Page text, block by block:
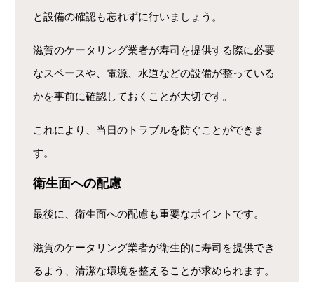
と設備の確認も忘れずに行いましょう。
滋賀のケータリング業者が寿司を提供する際に必要
なスペースや、電源、水道などの設備が整っている
かを事前に確認しておくことが大切です。
これにより、当日のトラブルを防ぐことができま
す。
衛生面への配慮
最後に、衛生面への配慮も重要なポイントです。
滋賀のケータリング業者が衛生的に寿司を提供でき
るよう、清潔な環境を整えることが求められます。